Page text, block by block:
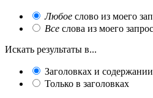
Любое слово из моего
Все слова из моего
Искать результаты в...
Заголовках и содержании
Только в заголовках